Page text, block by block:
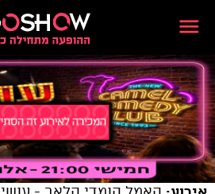
אירוע: קאמל קומדי קלאב -